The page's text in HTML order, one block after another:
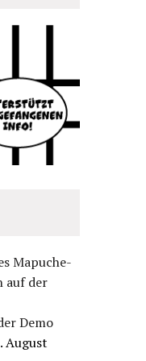
Mapuche-
auf der
Demo
August